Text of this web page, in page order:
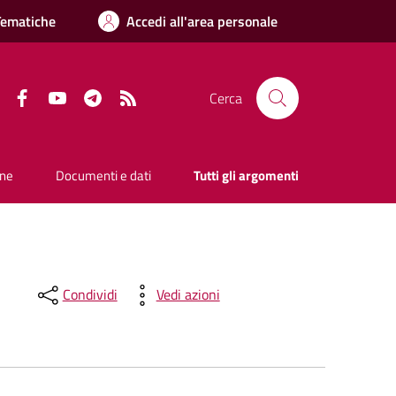
Accedi all'area personale
FacebookYouTube Telegram Cerca
Documenti e dati Tutti gli argomenti
Condividi Vedi azioni